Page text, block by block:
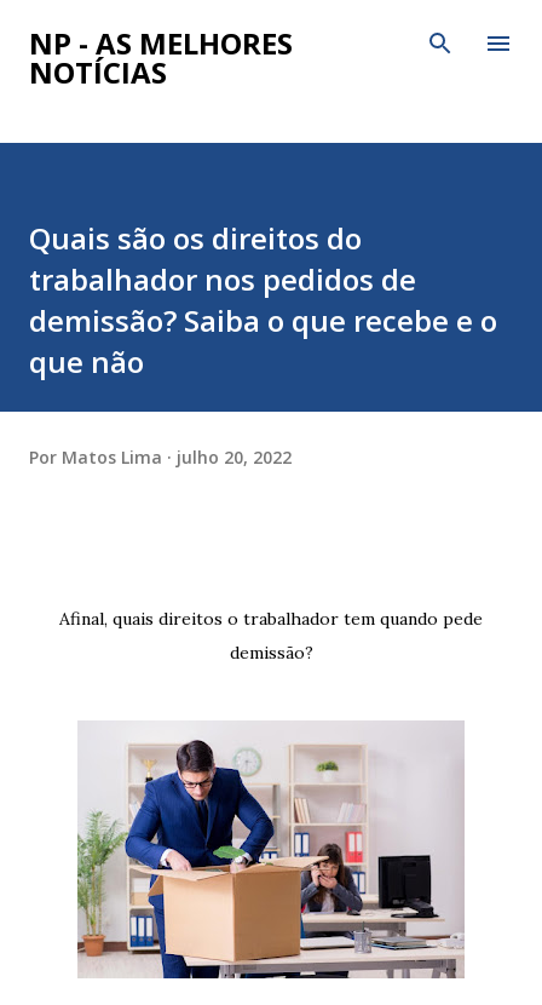
Pular para o conteúdo principal
NP - AS MELHORES
NOTÍCIAS
Quais são os direitos do
trabalhador nos pedidos de
demissão? Saiba o que recebe e o
que não
Por Matos Lima julho 20, 2022
Afinal, quais direitos o trabalhador tem quando pede
demissão?